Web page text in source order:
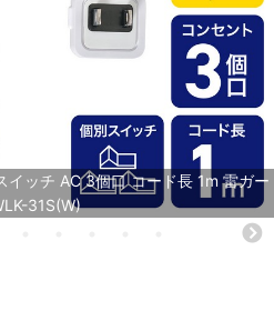
イッチ AC 3個口 コード長 1m 雷ガー
31S(W)